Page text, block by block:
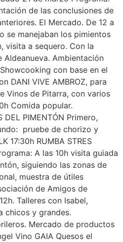
de las conclusiones de
El Mercado. De 12 a
se manejaban los pimientos
visita a sequero. Con la
Ambientación
con base en el
DANI VIVE AMBROZ, para
Vinos de Pitarra, con varios
Comida popular.
DEL PIMENTÓN Primero,
pruebe de chorizo y
17:30h RUMBA STRES
A las 10h visita guiada
siguiendo las zonas de
muestra de útiles
de Amigos de
Talleres con Isabel,
chicos y grandes.
Mercado de productos
Vino GAIA Quesos el